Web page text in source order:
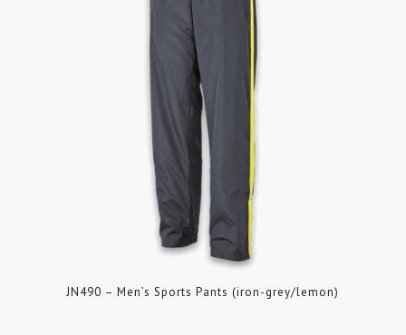
JN490 – Men’s Sports Pants (iron-grey/lemon)